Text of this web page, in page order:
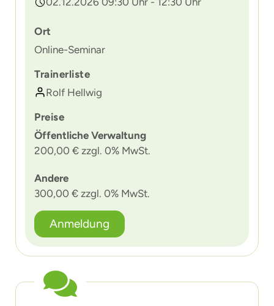
Ort
Online-Seminar
Trainerliste
Rolf Hellwig
Preise
Öffentliche Verwaltung
200,00 € zzgl. 0% MwSt.
Andere
300,00 € zzgl. 0% MwSt.
Anmeldung